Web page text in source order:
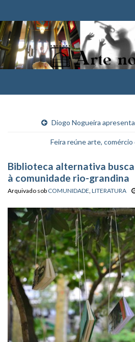
Search for:
Diogo Nogueira apresenta
Feira reúne arte,
Biblioteca alternativa
à comunidade rio-grandina
Arquivado sob COMUNIDADE LITERATURA